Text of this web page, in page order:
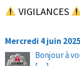
VIGILANCES
Mercredi 4 juin 2025
Bonjour à